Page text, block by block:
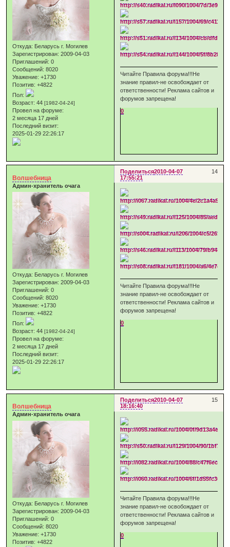
Откуда: Беларусь г. Могилев
Зарегистрирован: 2009-04-03
Приглашений: 0
Сообщений: 8020
Уважение: +1730
Позитив: +4822
Пол:
Возраст: 44[1982-04-24]
Провел на форуме:
2 месяца 17 дней
Последний визит:
2025-01-29 22:26:17
Читайте Правила форума!!!Не
знание правил-не освобождает от
ответственности! Реклама сайтов и
форумов запрещена!
0
Поделиться 14
2010-04-07
17:55:21
Волшебница
Админ-хранитель очага
Откуда: Беларусь г. Могилев
Зарегистрирован: 2009-04-03
Приглашений: 0
Сообщений: 8020
Уважение: +1730
Позитив: +4822
Пол:
Возраст: 44[1982-04-24]
Провел на форуме:
2 месяца 17 дней
Последний визит:
2025-01-29 22:26:17
Читайте Правила форума!!!Не
знание правил-не освобождает от
ответственности! Реклама сайтов и
форумов запрещена!
0
Поделиться 15
2010-04-07
18:16:40
Волшебница
Админ-хранитель очага
Откуда: Беларусь г. Могилев
Зарегистрирован: 2009-04-03
Приглашений: 0
Сообщений: 8020
Уважение: +1730
Позитив: +4822
Читайте Правила форума!!!Не
знание правил-не освобождает от
ответственности! Реклама сайтов и
форумов запрещена!
0